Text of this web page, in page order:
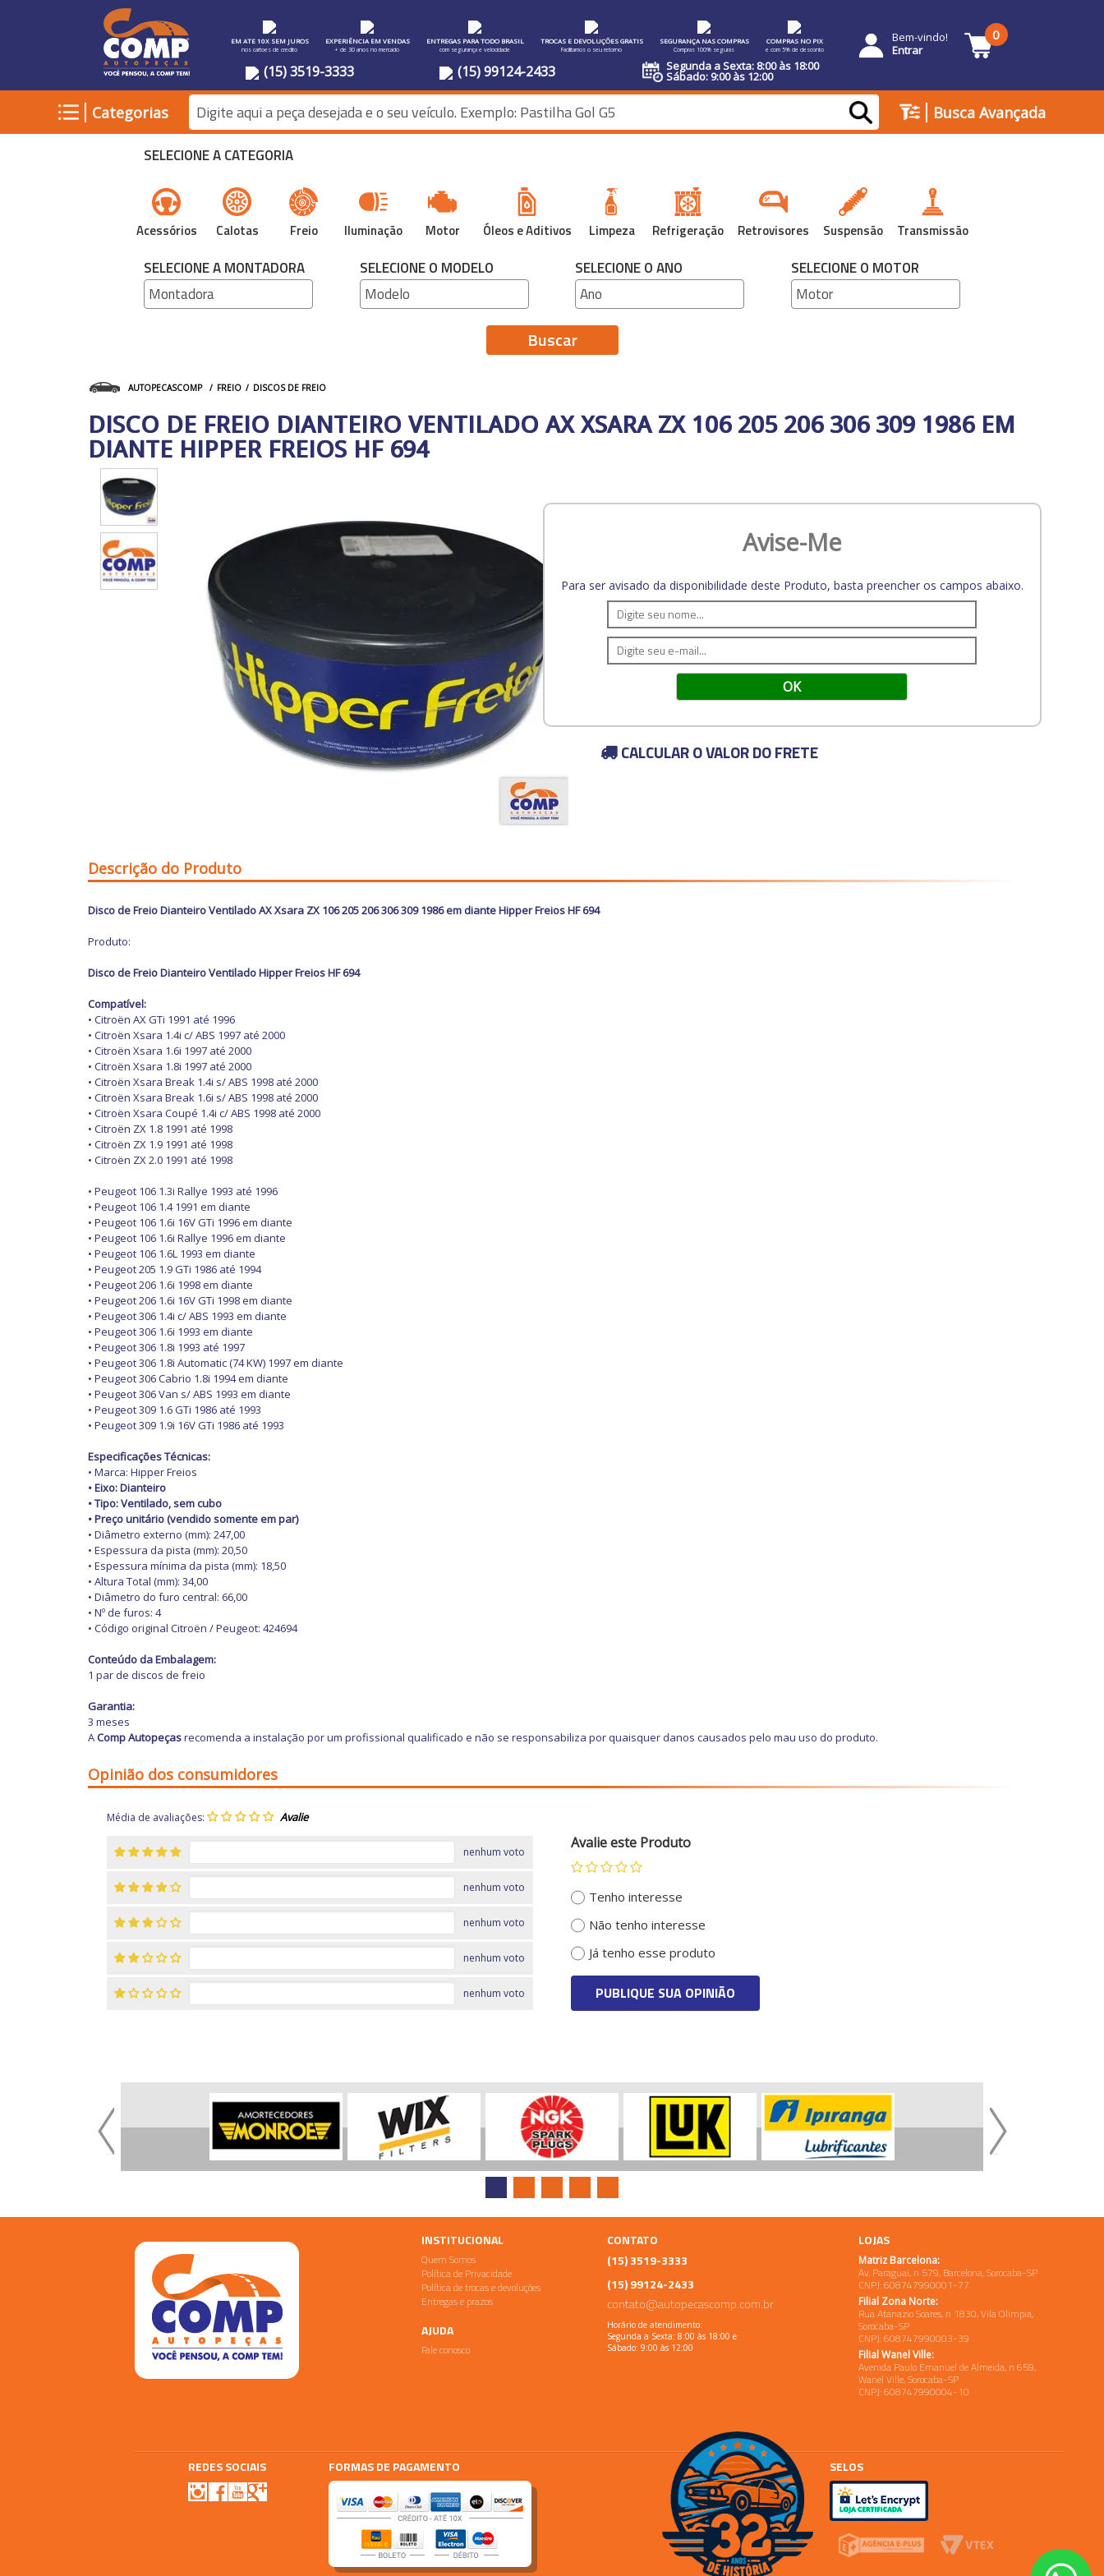
EM ATE 10X SEM JUROS
nos cartoes de credito
EXPERIÊNCIA EM VENDAS
+ de 30 anos no mercado
ENTREGAS PARA TODO BRASIL
com segurança e velocidade
TROCAS E DEVOLUÇÕES GRATIS
Facilitamos o seu retorno
SEGURANÇA NAS COMPRAS
Compras 100% seguras
COMPRAS NO PIX
e com 5% de desconto
(15) 3519-3333 (15) 99124-2433 Segunda a Sexta: 8:00 às 18:00
Sábado: 9:00 às 12:00
Bem-vindo!
Entrar
0
| Categorias | Busca Avançada
SELECIONE A CATEGORIA
Acessórios Calotas Freio Iluminação Motor Óleos e Aditivos Limpeza Refrigeração Retrovisores Suspensão Transmissão
SELECIONE A MONTADORA SELECIONE O MODELO SELECIONE O ANO SELECIONE O MOTOR
Buscar
AUTOPECASCOMP FREIO DISCOS DE FREIO
DISCO DE FREIO DIANTEIRO VENTILADO AX XSARA ZX 106 205 206 306 309 1986 EM
DIANTE HIPPER FREIOS HF 694
Avise-Me
Para ser avisado da disponibilidade deste Produto, basta preencher os campos abaixo.
CALCULAR O VALOR DO FRETE
Descrição do Produto
Disco de Freio Dianteiro Ventilado AX Xsara ZX 106 205 206 306 309 1986 em diante Hipper Freios HF 694
Produto:
Disco de Freio Dianteiro Ventilado Hipper Freios HF 694
Compatível:
• Citroën AX GTi 1991 até 1996
• Citroën Xsara 1.4i c/ ABS 1997 até 2000
• Citroën Xsara 1.6i 1997 até 2000
• Citroën Xsara 1.8i 1997 até 2000
• Citroën Xsara Break 1.4i s/ ABS 1998 até 2000
• Citroën Xsara Break 1.6i s/ ABS 1998 até 2000
• Citroën Xsara Coupé 1.4i c/ ABS 1998 até 2000
• Citroën ZX 1.8 1991 até 1998
• Citroën ZX 1.9 1991 até 1998
• Citroën ZX 2.0 1991 até 1998
• Peugeot 106 1.3i Rallye 1993 até 1996
• Peugeot 106 1.4 1991 em diante
• Peugeot 106 1.6i 16V GTi 1996 em diante
• Peugeot 106 1.6i Rallye 1996 em diante
• Peugeot 106 1.6L 1993 em diante
• Peugeot 205 1.9 GTi 1986 até 1994
• Peugeot 206 1.6i 1998 em diante
• Peugeot 206 1.6i 16V GTi 1998 em diante
• Peugeot 306 1.4i c/ ABS 1993 em diante
• Peugeot 306 1.6i 1993 em diante
• Peugeot 306 1.8i 1993 até 1997
• Peugeot 306 1.8i Automatic (74 KW) 1997 em diante
• Peugeot 306 Cabrio 1.8i 1994 em diante
• Peugeot 306 Van s/ ABS 1993 em diante
• Peugeot 309 1.6 GTi 1986 até 1993
• Peugeot 309 1.9i 16V GTi 1986 até 1993
Especificações Técnicas:
• Marca: Hipper Freios
• Eixo: Dianteiro
• Tipo: Ventilado, sem cubo
• Preço unitário (vendido somente em par)
• Diâmetro externo (mm): 247,00
• Espessura da pista (mm): 20,50
• Espessura mínima da pista (mm): 18,50
• Altura Total (mm): 34,00
• Diâmetro do furo central: 66,00
• Nº de furos: 4
• Código original Citroën / Peugeot: 424694
Conteúdo da Embalagem:
1 par de discos de freio
Garantia:
3 meses
AComp Autopeçasrecomenda a instalação por um profissional qualificado e não se responsabiliza por quaisquer danos causados pelo mau uso do produto.
Opinião dos consumidores
Média de avaliações:
nenhum voto
nenhum voto
nenhum voto
nenhum voto
nenhum voto
Avalie este Produto
Tenho interesse
Não tenho interesse
Já tenho esse produto
PUBLIQUE SUA OPINIÃO
INSTITUCIONAL
Quem Somos
Política de Privacidade
Política de trocas e devoluções
Entregas e prazos
AJUDA
Fale conosco
CONTATO
(15) 3519-3333
(15) 99124-2433
contato@autopecascomp.com.br
Horário de atendimento:
Segunda a Sexta: 8:00 às 18:00 e
Sábado: 9:00 às 12:00
LOJAS
Matriz Barcelona:
Av. Paraguai, n 579, Barcelona, Sorocaba-SP
CNPJ: 608747990001-77
Filial Zona Norte:
Rua Atanazio Soares, n 1830, Vila Olimpia,
Sorocaba-SP
CNPJ: 608747990003-39
Filial Wanel Ville:
Avenida Paulo Emanuel de Almeida, n 659,
Wanel Ville, Sorocaba-SP
CNPJ: 608747990004-10
REDES SOCIAIS FORMAS DE PAGAMENTO SELOS